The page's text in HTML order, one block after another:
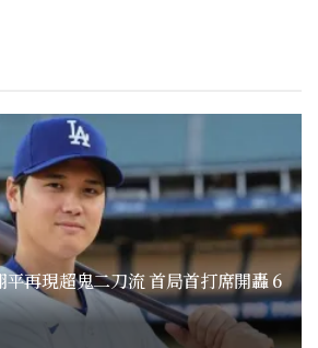
再現超鬼二刀流 首局首打席開轟 6